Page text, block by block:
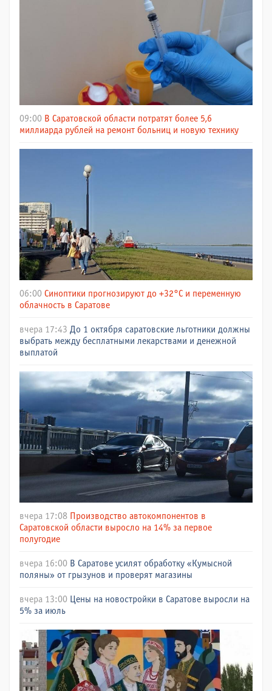
09:00 В Саратовской области потратят более 5,6
миллиарда рублей на ремонт больниц и новую технику
06:00 Синоптики прогнозируют до +32°C и переменную
облачность в Саратове
вчера 17:43 До 1 октября саратовские льготники должны
выбрать между бесплатными лекарствами и денежной
выплатой
вчера 17:08 Производство автокомпонентов в
Саратовской области выросло на 14% за первое
полугодие
вчера 16:00 В Саратове усилят обработку «Кумысной
поляны» от грызунов и проверят магазины
вчера 13:00 Цены на новостройки в Саратове выросли на
5% за июль